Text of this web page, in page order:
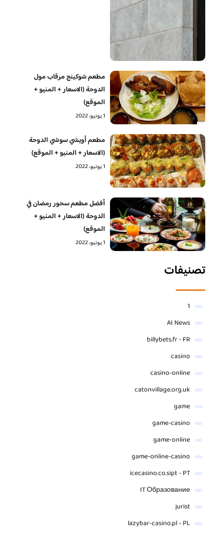
مطعم شوكينج مرقاب مول
الدوحة (الاسعار + المنيو +
الموقع)
1 يونيو، 2022
مطعم أويشي سوشي الدوحة
(الاسعار + المنيو + الموقع)
1 يونيو، 2022
أفضل مطعم سحور رمضان في
الدوحة (الاسعار + المنيو +
الموقع)
1 يونيو، 2022
تصنيفات
1
AI News
billybets.fr - FR
casino
casino-online
catonvillage.org.uk
game
game-casino
game-online
game-online-casino
icecasino.co.sipt - PT
IT Образование
jurist
lazybar-casino.pl - PL